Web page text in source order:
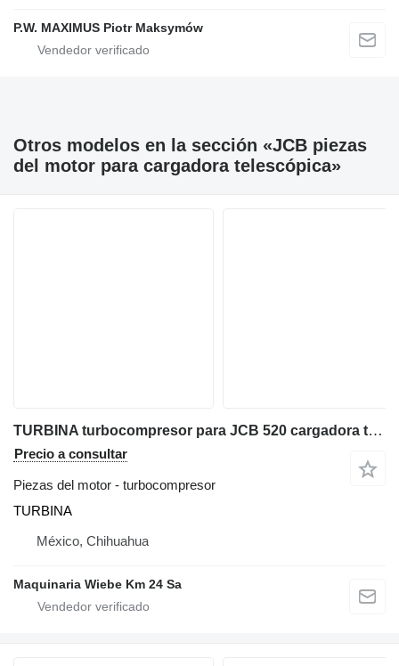
P.W. MAXIMUS Piotr Maksymów
Otros modelos en la sección «JCB piezas
del motor para cargadora telescópica»
TURBINA turbocompresor para JCB 520 cargadora telescópica
Precio a consultar
Piezas del motor - turbocompresor
TURBINA
México, Chihuahua
Maquinaria Wiebe Km 24 Sa